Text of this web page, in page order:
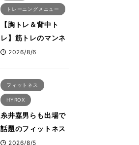
トレーニングメニュー
【胸トレ＆背中ト
レ】筋トレのマンネ
リ化を感じた時にこ
メニュー「拮抗筋ス
ーパーセット法」
2026/8/6
フィットネス
HYROX
糸井嘉男らも出場で
話題のフィットネス
レースHYROX（ハ
2026/8/5